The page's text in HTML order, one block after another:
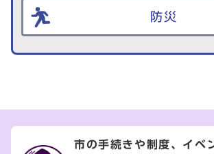
防災
市の手続きや制度、イベ